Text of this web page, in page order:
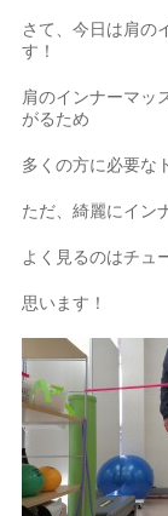
さて、今日は肩の
す！
肩のインナーマッ
がるため
多くの方に必要な
ただ、綺麗にイン
よく見るのはチュ
思います！